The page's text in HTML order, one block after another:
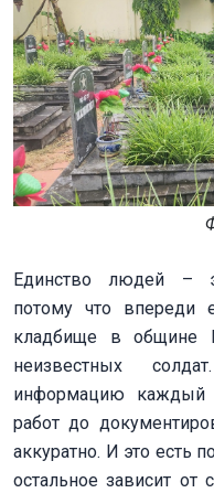
Единство людей –
потому что впереди
кладбище в общине
неизвестных
информацию каждый
работ до
аккуратно. И это есть
остальное зависит